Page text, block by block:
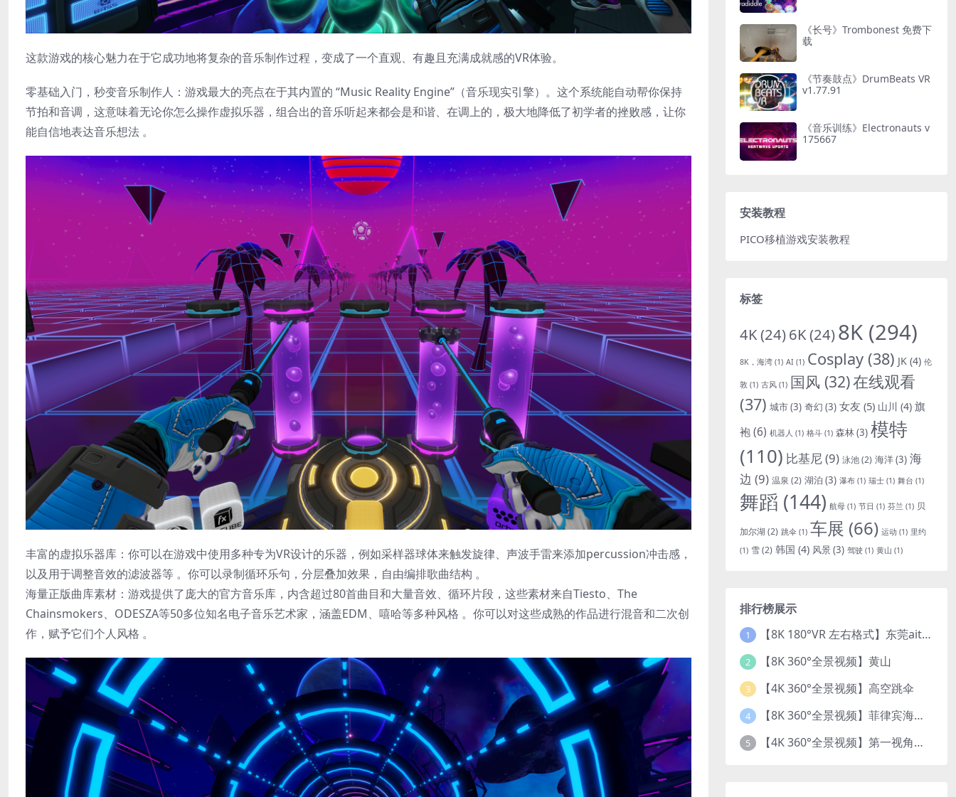
这款游戏的核心魅力在于它成功地将复杂的音乐制作过程，变成了一个直观、有趣且充满成就感的VR体验。
​零基础入门，秒变音乐制作人​：游戏最大的亮点在于其内置的 ​​“Music Reality Engine”​​（音乐现实引擎）。这个系统能自动帮你保持
节拍和音调，这意味着无论你怎么操作虚拟乐器，组合出的音乐听起来都会是和谐、在调上的，极大地降低了初学者的挫败感，让你
能自信地表达音乐想法 。
​丰富的虚拟乐器库​：你可以在游戏中使用多种专为VR设计的乐器，例如采样器球体来触发旋律、声波手雷来添加percussion冲击感，
以及用于调整音效的滤波器等 。你可以录制循环乐句，分层叠加效果，自由编排歌曲结构 。
​海量正版曲库素材​：游戏提供了庞大的官方音乐库，内含超过80首曲目和大量音效、循环片段，这些素材来自Tiesto、The
Chainsmokers、ODESZA等50多位知名电子音乐艺术家，涵盖EDM、嘻哈等多种风格 。你可以对这些成熟的作品进行混音和二次创
作，赋予它们个人风格 。
《长号》Trombonest 免费下
载
《节奏鼓点》DrumBeats VR
v1.77.91
《音乐训练》Electronauts v
175667
安装教程
PICO移植游戏安装教程
标签
4K(24)6K(24)8K (294)
8K，海湾 (1) AI (1) Cosplay (38) JK (4) 伦
敦 (1) 古风 (1) 国风 (32)在线观看
(37) 城市(3) 奇幻 (3) 女友 (5) 山川 (4) 旗
袍(6) 机器人 (1) 格斗 (1) 森林(3) 模特
(110) 比基尼(9) 泳池(2) 海洋(3) 海
边 (9) 温泉 (2) 湖泊 (3) 瀑布 (1) 瑞士 (1) 舞台 (1)
舞蹈 (144) 航母 (1) 节日 (1) 芬兰 (1) 贝
加尔湖 (2) 跳伞 (1) 车展 (66) 运动 (1) 里约
(1) 雪(2) 韩国 (4) 风景(3) 驾驶 (1) 黄山 (1)
排行榜展示
1 【8K 180°VR 左右格式】东莞ait改装展 车模贝贝
2 【8K 360°全景视频】黄山
3 【4K 360°全景视频】高空跳伞
4 【8K 360°全景视频】菲律宾海底乐园珊瑚世界
5 【4K 360°全景视频】第一视角开飞机